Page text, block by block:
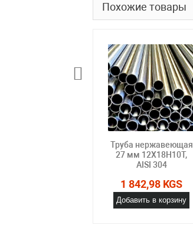
Похожие товары
Труба нержавеющая
27 мм 12Х18Н10Т,
AISI 304
1 842,98 KGS
Добавить в корзину